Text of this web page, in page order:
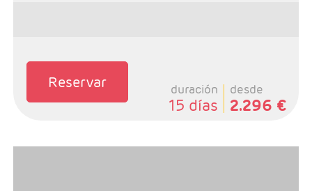
Reservar duración
15 días
desde
2.296 €